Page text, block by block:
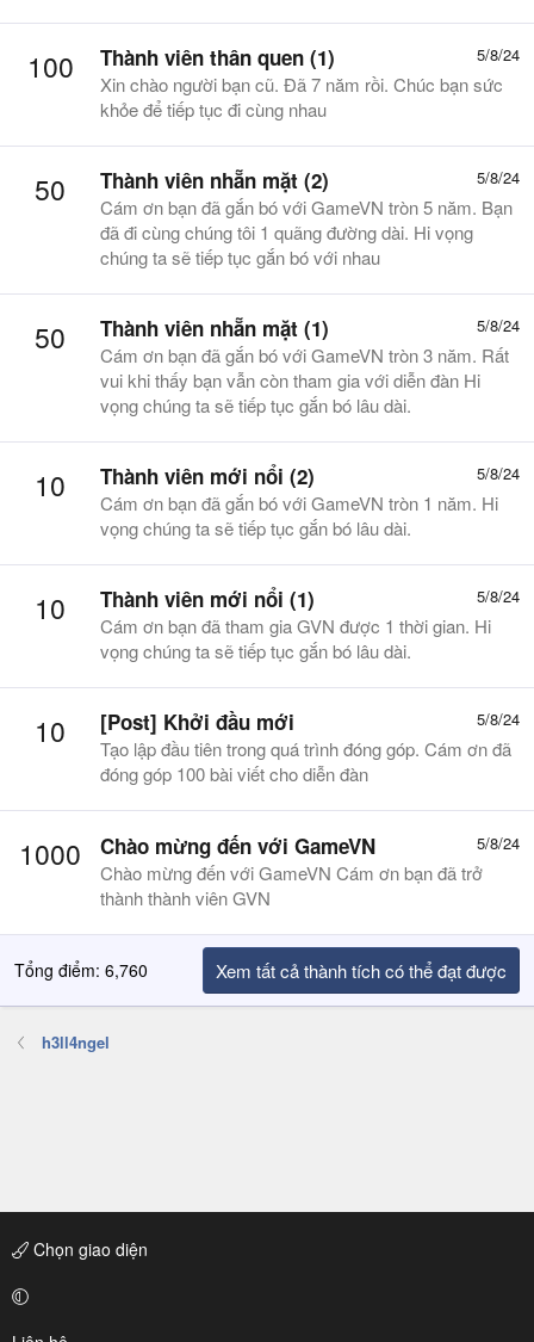
100 5/8/24
Thành viên thân quen (1)
Xin chào người bạn cũ. Đã 7 năm rồi. Chúc bạn sức
khỏe để tiếp tục đi cùng nhau
50 5/8/24
Thành viên nhẵn mặt (2)
Cám ơn bạn đã gắn bó với GameVN tròn 5 năm. Bạn
đã đi cùng chúng tôi 1 quãng đường dài. Hi vọng
chúng ta sẽ tiếp tục gắn bó với nhau
50 5/8/24
Thành viên nhẵn mặt (1)
Cám ơn bạn đã gắn bó với GameVN tròn 3 năm. Rất
vui khi thấy bạn vẫn còn tham gia với diễn đàn Hi
vọng chúng ta sẽ tiếp tục gắn bó lâu dài.
10 5/8/24
Thành viên mới nổi (2)
Cám ơn bạn đã gắn bó với GameVN tròn 1 năm. Hi
vọng chúng ta sẽ tiếp tục gắn bó lâu dài.
10 5/8/24
Thành viên mới nổi (1)
Cám ơn bạn đã tham gia GVN được 1 thời gian. Hi
vọng chúng ta sẽ tiếp tục gắn bó lâu dài.
10 5/8/24
[Post] Khởi đầu mới
Tạo lập đầu tiên trong quá trình đóng góp. Cám ơn đã
đóng góp 100 bài viết cho diễn đàn
1000 5/8/24
Chào mừng đến với GameVN
Chào mừng đến với GameVN Cám ơn bạn đã trở
thành thành viên GVN
Tổng điểm: 6,760 Xem tất cả thành tích có thể đạt được
h3ll4ngel
Chọn giao diện